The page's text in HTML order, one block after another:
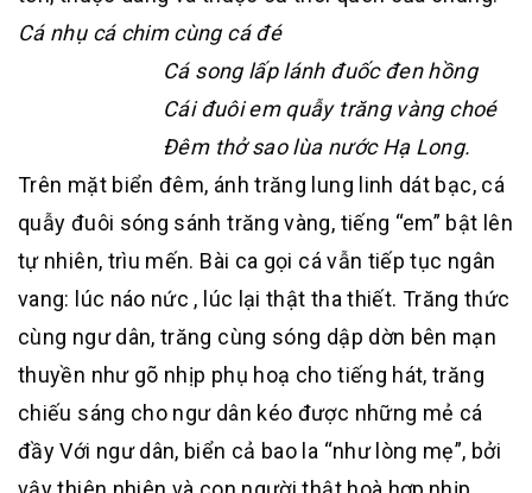
Cá nhụ cá chim cùng cá đé
Cá song lấp lánh đuốc đen hồng
Cái đuôi em quẫy trăng vàng choé
Đêm thở sao lùa nước Hạ Long.
Trên mặt biển đêm, ánh trăng lung linh dát bạc, cá
quẫy đuôi sóng sánh trăng vàng, tiếng “em” bật lên
tự nhiên, trìu mến. Bài ca gọi cá vẫn tiếp tục ngân
vang: lúc náo nức , lúc lại thật tha thiết. Trăng thức
cùng ngư dân, trăng cùng sóng dập dờn bên mạn
thuyền như gõ nhịp phụ hoạ cho tiếng hát, trăng
chiếu sáng cho ngư dân kéo được những mẻ cá
đầy Với ngư dân, biển cả bao la “như lòng mẹ”, bởi